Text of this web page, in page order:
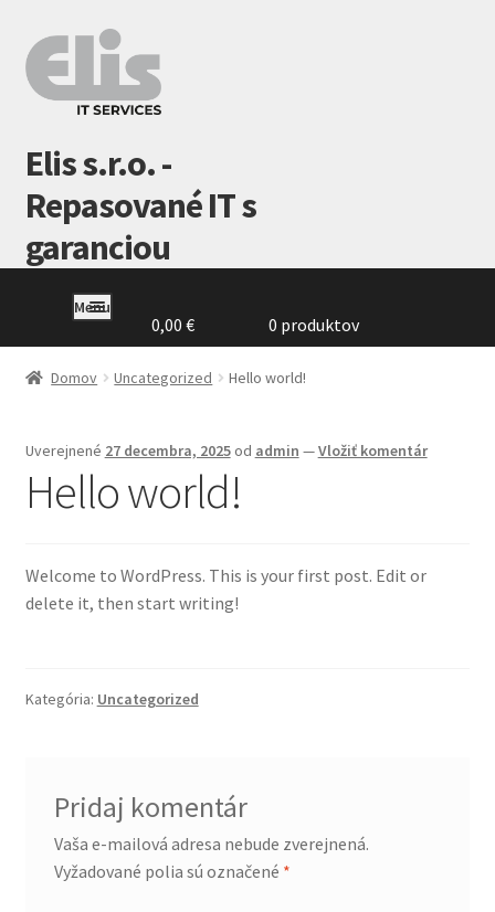
Preskočiť
na
navigáciu
Preskočiť
na
obsah
Elis s.r.o. -
Repasované IT s
garanciou
Menu
Domovská
stránka
Košík
Obchod
Pokladňa
0,00 € 0 produktov
Domov Uncategorized Hello world!
Uverejnené 27 decembra, 2025od admin —Vložiť komentár
Hello world!
Welcome to WordPress. This is your first post. Edit or
delete it, then start writing!
Kategória: Uncategorized
Pridaj komentár
Vaša e-mailová adresa nebude zverejnená.
Vyžadované polia sú označené *